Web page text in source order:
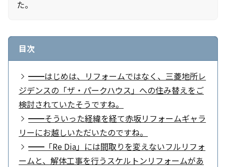
た。
目次
━━はじめは、リフォームではなく、三菱地所レ
ジデンスの「ザ・パークハウス」への住み替えをご
検討されていたそうですね。
━━そういった経緯を経て赤坂リフォームギャラ
リーにお越しいただいたのですね。
━━「Re Dia」には間取りを変えないフルリフォ
ームと、解体工事を行うスケルトンリフォームがあ